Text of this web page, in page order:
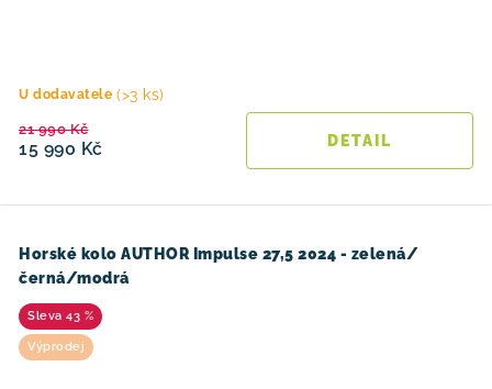
U dodavatele (>3 ks)
15 990 Kč
21 990 Kč
Horské kolo AUTHOR Impulse 27,5 2024 - zelená/
černá/modrá
43 %
Výprodej